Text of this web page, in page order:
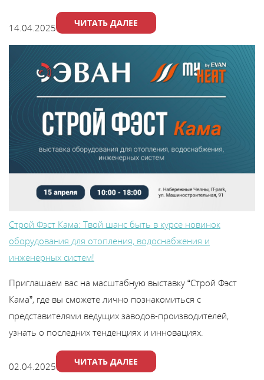
14.04.2025 ЧИТАТЬ ДАЛЕЕ
Строй Фэст Кама: Твой шанс быть в курсе новинок
оборудования для отопления, водоснабжения и
инженерных систем!
Приглашаем вас на масштабную выставку “Строй Фэст
Кама”, где вы сможете лично познакомиться с
представителями ведущих заводов-производителей,
узнать о последних тенденциях и инновациях.
02.04.2025 ЧИТАТЬ ДАЛЕЕ